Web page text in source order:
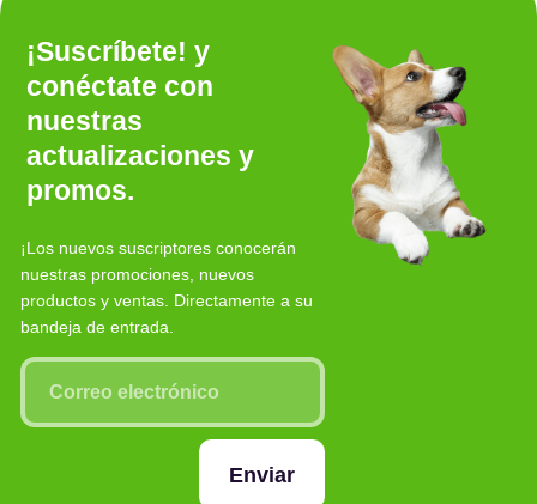
¡Suscríbete! y
conéctate con
nuestras
actualizaciones y
promos.
¡Los nuevos suscriptores conocerán
nuestras promociones, nuevos
productos y ventas. Directamente a su
bandeja de entrada.
Enviar